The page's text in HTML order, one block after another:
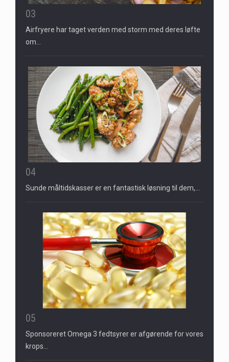
03
Airfryere har taget verden med storm med deres løfte
om…
04
Sunde måltidskasser er en fantastisk løsning til dem,…
05
Sponsoreret Omega 3 fedtsyrer er afgørende for vores
krops…